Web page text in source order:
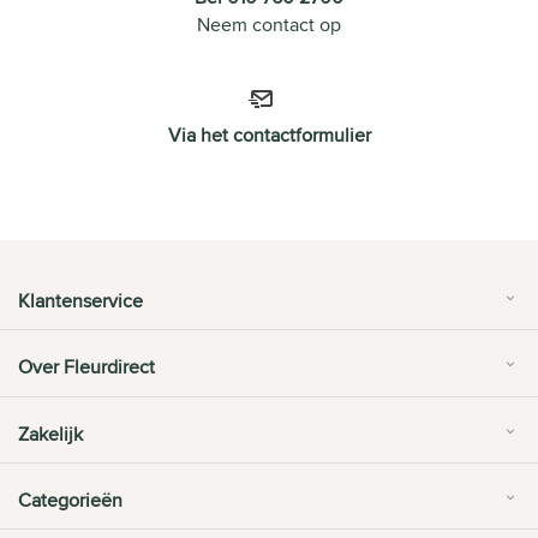
Neem contact op
Via het contactformulier
Klantenservice
Over Fleurdirect
Zakelijk
Categorieën